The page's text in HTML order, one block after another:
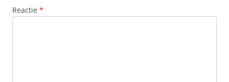
Reactie *